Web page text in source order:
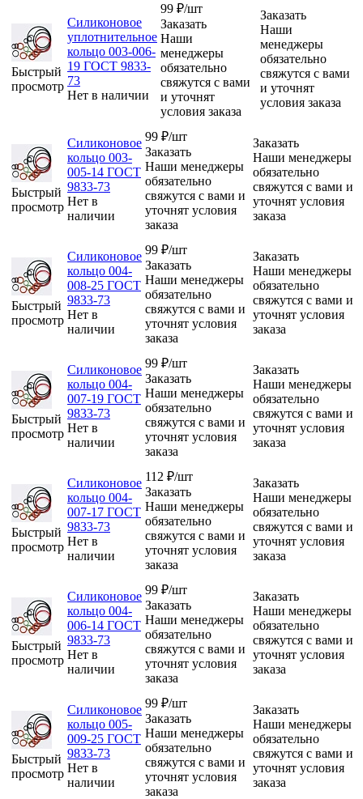
Быстрый
просмотр
Силиконовое
уплотнительное
кольцо 003-006-
19 ГОСТ 9833-
73
Нет в наличии
99 ₽/шт
Заказать
Наши
менеджеры
обязательно
свяжутся с вами
и уточнят
условия заказа
Заказать
Наши
менеджеры
обязательно
свяжутся с вами
и уточнят
условия заказа
Быстрый
просмотр
Силиконовое
кольцо 003-
005-14 ГОСТ
9833-73
Нет в
наличии
99 ₽/шт
Заказать
Наши менеджеры
обязательно
свяжутся с вами и
уточнят условия
заказа
Заказать
Наши менеджеры
обязательно
свяжутся с вами и
уточнят условия
заказа
Быстрый
просмотр
Силиконовое
кольцо 004-
008-25 ГОСТ
9833-73
Нет в
наличии
99 ₽/шт
Заказать
Наши менеджеры
обязательно
свяжутся с вами и
уточнят условия
заказа
Заказать
Наши менеджеры
обязательно
свяжутся с вами и
уточнят условия
заказа
Быстрый
просмотр
Силиконовое
кольцо 004-
007-19 ГОСТ
9833-73
Нет в
наличии
99 ₽/шт
Заказать
Наши менеджеры
обязательно
свяжутся с вами и
уточнят условия
заказа
Заказать
Наши менеджеры
обязательно
свяжутся с вами и
уточнят условия
заказа
Быстрый
просмотр
Силиконовое
кольцо 004-
007-17 ГОСТ
9833-73
Нет в
наличии
112 ₽/шт
Заказать
Наши менеджеры
обязательно
свяжутся с вами и
уточнят условия
заказа
Заказать
Наши менеджеры
обязательно
свяжутся с вами и
уточнят условия
заказа
Быстрый
просмотр
Силиконовое
кольцо 004-
006-14 ГОСТ
9833-73
Нет в
наличии
99 ₽/шт
Заказать
Наши менеджеры
обязательно
свяжутся с вами и
уточнят условия
заказа
Заказать
Наши менеджеры
обязательно
свяжутся с вами и
уточнят условия
заказа
Быстрый
просмотр
Силиконовое
кольцо 005-
009-25 ГОСТ
9833-73
Нет в
наличии
99 ₽/шт
Заказать
Наши менеджеры
обязательно
свяжутся с вами и
уточнят условия
заказа
Заказать
Наши менеджеры
обязательно
свяжутся с вами и
уточнят условия
заказа